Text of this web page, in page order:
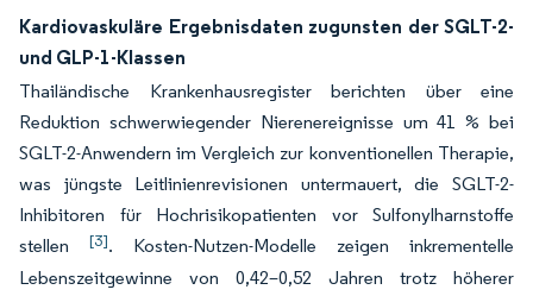
Kardiovaskuläre Ergebnisdaten zugunsten der SGLT-2-
und GLP-1-Klassen
Thailändische Krankenhausregister berichten über eine
Reduktion schwerwiegender Nierenereignisse um 41 % bei
SGLT-2-Anwendern im Vergleich zur konventionellen Therapie,
was jüngste Leitlinienrevisionen untermauert, die SGLT-2-
Inhibitoren für Hochrisikopatienten vor Sulfonylharnstoffe
stellen [3]. Kosten-Nutzen-Modelle zeigen inkrementelle
Lebenszeitgewinne von 0,42–0,52 Jahren trotz höherer